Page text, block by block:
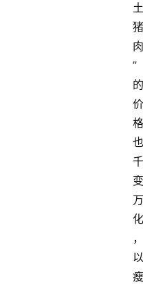
土
猪
肉
”
的
价
格
也
千
变
万
化
，
以
瘦